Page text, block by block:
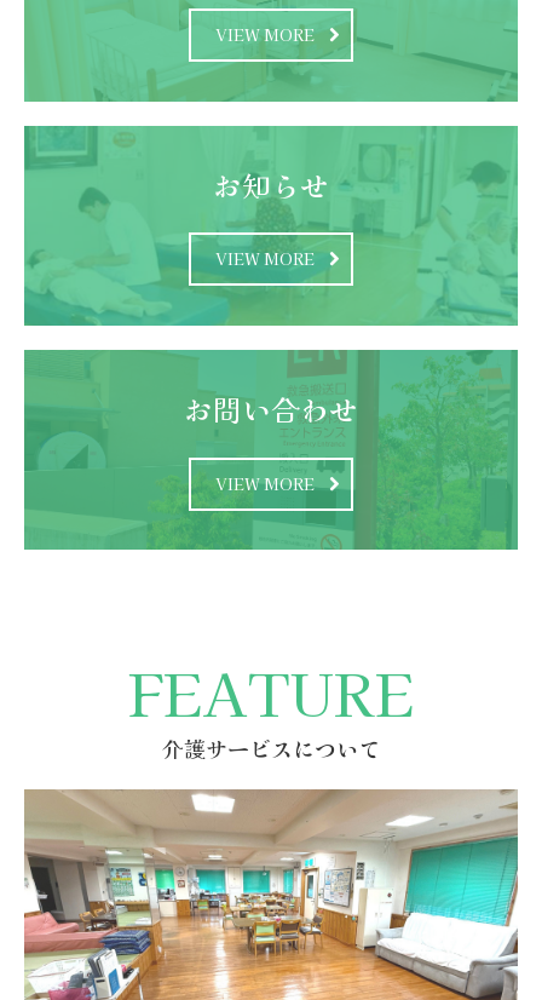
VIEW MORE
お知らせ
VIEW MORE
お問い合わせ
VIEW MORE
FEATURE
介護サービスについて